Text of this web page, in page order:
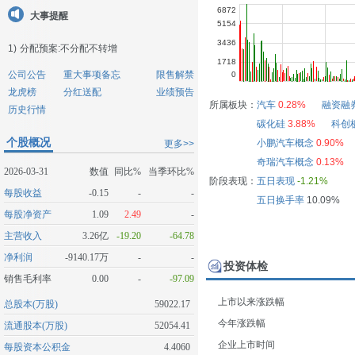
大事提醒
1) 分配预案:不分配不转增
公司公告 重大事项备忘
限售解禁
龙虎榜
分红送配
业绩预告
历史行情
更多>>
个股概况
2026-03-31 数值 同比%
当季环比%
每股收益
-0.15 -
-
每股净资产
1.09 2.49
-
主营收入
3.26亿 -19.20
-64.78
净利润
-9140.17万 -
-
销售毛利率
0.00 - -97.09
总股本(万股)
59022.17
流通股本(万股)
52054.41
每股资本公积金
4.4060
所属板块： 汽车 0.28%
融资融
碳化硅 3.88%
科创
小鹏汽车概念 0.90%
奇瑞汽车概念 0.13%
阶段表现： 五日表现 -1.21%
五日换手率10.09%
投资体检
上市以来涨跌幅
今年涨跌幅
企业上市时间